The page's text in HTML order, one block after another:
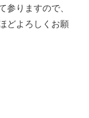
参りますので、
どよろしくお願